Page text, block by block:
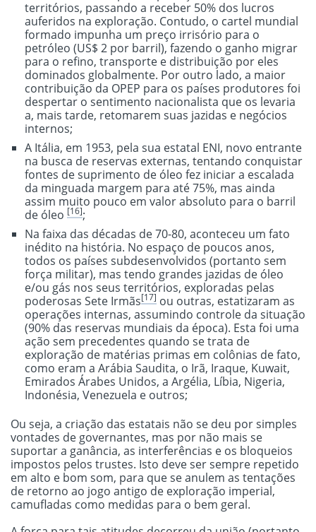
territórios, passando a receber 50% dos lucros
auferidos na exploração. Contudo, o cartel mundial
formado impunha um preço irrisório para o
petróleo (US$ 2 por barril), fazendo o ganho migrar
para o refino, transporte e distribuição por eles
dominados globalmente. Por outro lado, a maior
contribuição da OPEP para os países produtores foi
despertar o sentimento nacionalista que os levaria
a, mais tarde, retomarem suas jazidas e negócios
internos;
A Itália, em 1953, pela sua estatal ENI, novo entrante
na busca de reservas externas, tentando conquistar
fontes de suprimento de óleo fez iniciar a escalada
da minguada margem para até 75%, mas ainda
assim muito pouco em valor absoluto para o barril
de óleo [16];
Na faixa das décadas de 70-80, aconteceu um fato
inédito na história. No espaço de poucos anos,
todos os países subdesenvolvidos (portanto sem
força militar), mas tendo grandes jazidas de óleo
e/ou gás nos seus territórios, exploradas pelas
poderosas Sete Irmãs[17] ou outras, estatizaram as
operações internas, assumindo controle da situação
(90% das reservas mundiais da época). Esta foi uma
ação sem precedentes quando se trata de
exploração de matérias primas em colônias de fato,
como eram a Arábia Saudita, o Irã, Iraque, Kuwait,
Emirados Árabes Unidos, a Argélia, Líbia, Nigeria,
Indonésia, Venezuela e outros;
Ou seja, a criação das estatais não se deu por simples
vontades de governantes, mas por não mais se
suportar a ganância, as interferências e os bloqueios
impostos pelos trustes. Isto deve ser sempre repetido
em alto e bom som, para que se anulem as tentações
de retorno ao jogo antigo de exploração imperial,
camufladas como medidas para o bem geral.